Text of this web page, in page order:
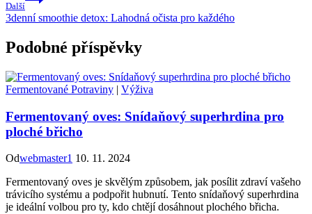
Další
3denní smoothie detox: Lahodná očista pro každého
Podobné příspěvky
Fermentované Potraviny | Výživa
Fermentovaný oves: Snídaňový superhrdina pro
ploché břicho
Odwebmaster1 10. 11. 2024
Fermentovaný oves je skvělým způsobem, jak posílit zdraví vašeho
trávicího systému a podpořit hubnutí. Tento snídaňový superhrdina
je ideální volbou pro ty, kdo chtějí dosáhnout plochého břicha.